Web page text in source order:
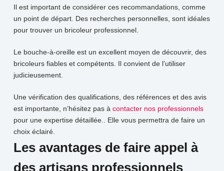
Il est important de considérer ces recommandations, comme
un point de départ. Des recherches personnelles, sont idéales
pour trouver un bricoleur professionnel.
Le bouche-à-oreille est un excellent moyen de découvrir, des
bricoleurs fiables et compétents. Il convient de l’utiliser
judicieusement.
Une vérification des qualifications, des références et des avis
est importante, n’hésitez pas à contacter nos professionnels
pour une expertise détaillée.. Elle vous permettra de faire un
choix éclairé.
Les avantages de faire appel à
des artisans professionnels